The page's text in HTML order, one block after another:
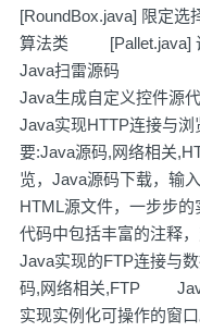
[RoundBox.java] 限定
算法类 [Pallet.java]
Java扫雷源码
Java生成自定义控件源
Java实现HTTP连接与
要:Java源码,网络相关
览，Java源码下载，输
HTML源文件，一步步的
代码中包括丰富的注释，
Java实现的FTP连接与
码,网络相关,FTP Java
实现实例化可操作